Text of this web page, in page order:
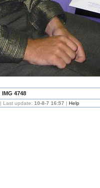
IMG 4748
| Last update: 10-8-7 16:57 | Help